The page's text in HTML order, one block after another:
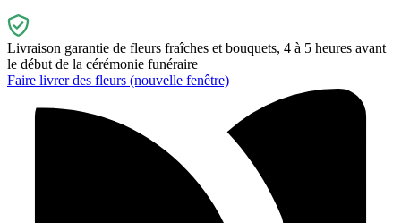
Livraison garantie de fleurs fraîches et bouquets, 4 à 5 heures avant
le début de la cérémonie funéraire
Faire livrer des fleurs (nouvelle fenêtre)